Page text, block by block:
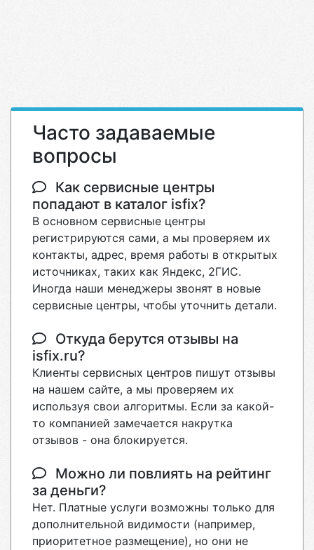
Часто задаваемые
вопросы
Как сервисные центры
попадают в каталог isfix?
В основном сервисные центры
регистрируются сами, а мы проверяем их
контакты, адрес, время работы в открытых
источниках, таких как Яндекс, 2ГИС.
Иногда наши менеджеры звонят в новые
сервисные центры, чтобы уточнить детали.
Откуда берутся отзывы на
isfix.ru?
Клиенты сервисных центров пишут отзывы
на нашем сайте, а мы проверяем их
используя свои алгоритмы. Если за какой-
то компанией замечается накрутка
отзывов - она блокируется.
Можно ли повлиять на рейтинг
за деньги?
Нет. Платные услуги возможны только для
дополнительной видимости (например,
приоритетное размещение), но они не